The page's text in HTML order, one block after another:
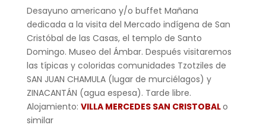
Desayuno americano y/o buffet Mañana
dedicada a la visita del Mercado indígena de San
Cristóbal de las Casas, el templo de Santo
Domingo. Museo del Ámbar. Después visitaremos
las típicas y coloridas comunidades Tzotziles de
SAN JUAN CHAMULA (lugar de murciélagos) y
ZINACANTÁN (agua espesa). Tarde libre.
Alojamiento: VILLA MERCEDES SAN CRISTOBALo
similar